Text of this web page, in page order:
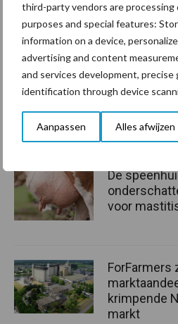
third-party vendors are
purposes and special features:
information on a device,
advertising and content
and services development, precise
identification through device
Aanpassen Alles afwijzen
Bron:LTO
Aanbevolen voor jou!
grillig:
geopolitiek
in de greep
De
voor
ForFarmers
krimpende
markt